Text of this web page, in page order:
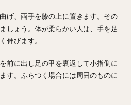
げ、両手を膝の上に置きます。その
しょう。体が柔らかい人は、手を足
伸びます。
前に出し足の甲を裏返して小指側に
す。ふらつく場合には周囲のものに